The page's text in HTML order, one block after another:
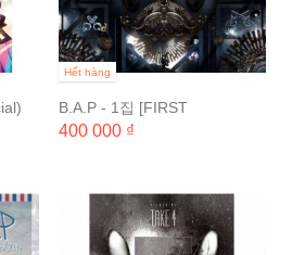
Hết hàng
B.A.P - 1집 [FIRST
SENSIBILITY]
400 000 ₫